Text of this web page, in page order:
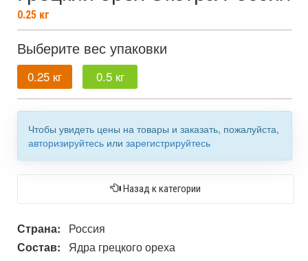
0.25 кг
Выберите вес упаковки
0.25 кг 0.5 кг
Чтобы увидеть цены на товары и заказать, пожалуйста,
авторизируйтесь или зарегистрируйтесь
Назад к категории
Страна:
Россия
Состав:
Ядра грецкого ореха